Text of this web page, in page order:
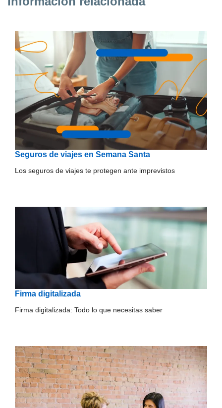
Seguros de viajes en Semana Santa
Los seguros de viajes te protegen ante imprevistos
Firma digitalizada
Firma digitalizada: Todo lo que necesitas saber